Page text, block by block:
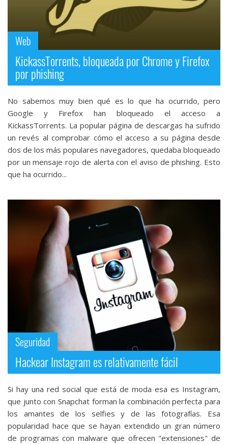
Web
KickassTorrents, bloqueada por Chrome y Firefox
por phishing
No sabemos muy bien qué es lo que ha ocurrido, pero
Google y Firefox han bloqueado el acceso a
KickassTorrents. La popular página de descargas ha sufrido
un revés al comprobar cómo el acceso a su página desde
dos de los más populares navegadores, quedaba bloqueado
por un mensaje rojo de alerta con el aviso de phishing. Esto
que ha ocurrido...
Seguridad
Hackear Instagram es relativamente fácil
Si hay una red social que está de moda esa es Instagram,
que junto con Snapchat forman la combinación perfecta para
los amantes de los selfies y de las fotografías. Esa
popularidad hace que se hayan extendido un gran número
de programas con malware que ofrecen "extensiones" de